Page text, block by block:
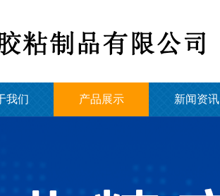
我们 产品展示 新闻资讯